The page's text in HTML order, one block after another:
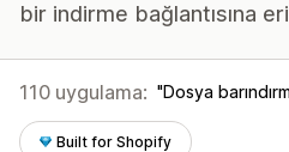
bir indirme bağlantısına
110 uygulama: Dosya
Built for Shopify